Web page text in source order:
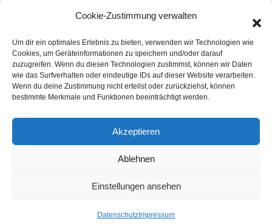
Cookie-Zustimmung verwalten
Um dir ein optimales Erlebnis zu bieten, verwenden wir Technologien wie
Cookies, um Geräteinformationen zu speichern und/oder darauf
zuzugreifen. Wenn du diesen Technologien zustimmst, können wir Daten
wie das Surfverhalten oder eindeutige IDs auf dieser Website verarbeiten.
Wenn du deine Zustimmung nicht erteilst oder zurückziehst, können
bestimmte Merkmale und Funktionen beeinträchtigt werden.
Akzeptieren
Ablehnen
Einstellungen ansehen
Datenschutz Impressum
Ähnlicher Beitrag
2026 Archiv Prüfungen
13. April 2026